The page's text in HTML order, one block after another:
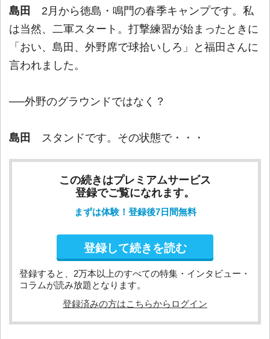
島田
2月から徳島・鳴門の春季キャンプです。私
は当然、二軍スタート。打撃練習が始まったときに
「おい、島田、外野席で球拾いしろ」と福田さんに
言われました。
──外野のグラウンドではなく？
島田 スタンドです。その状態で・・・
この続きはプレミアムサービス
登録でご覧になれます。
まずは体験！登録後7日間無料
登録して続きを読む
登録すると、2万本以上のすべての特集・インタビュー・
コラムが読み放題となります。
登録済みの方はこちらからログイン